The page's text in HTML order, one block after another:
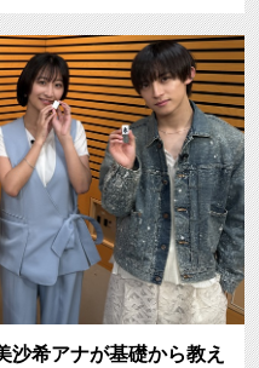
沙希アナが基礎から教え